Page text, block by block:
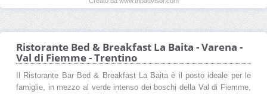
Ristorante Bed & Breakfast La Baita - Varena -
Val di Fiemme - Trentino
Il Ristorante Bar Bed & Breakfast La Baita è il posto ideale per le
famiglie, in mezzo al verde intenso dei boschi della Val di Fiemme,